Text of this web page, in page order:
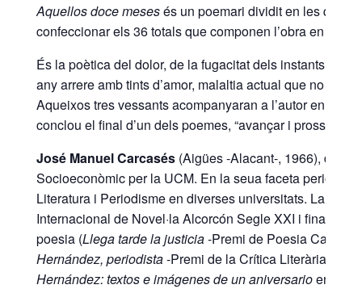
Aquellos doce mesesés un poemari dividit en les
confeccionar els 36 totals que componen l’obra en la
És la poètica del dolor, de la fugacitat dels instants que
any arrere amb tints d’amor, malaltia actual que no
Aqueixos tres vessants acompanyaran a l’autor en els
conclou el final d’un dels poemes, “avançar i prosseguir”
José Manuel Carcasés(Aigües -Alacant-, 1966),
Socioeconòmic per la UCM. En la seua faceta
Literatura i Periodisme en diverses universitats. La
Internacional de Novel·la Alcorcón Segle XXI i finalista
poesia (Llega tarde la justicia-Premi de Poesia Carlos
Hernández, periodista-Premi de la Crítica Literària de
Hernández: textos e imágenes de un aniversarioen